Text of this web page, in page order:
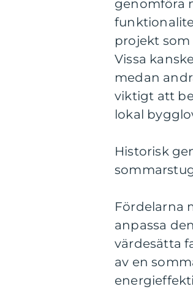
genomföra
projekt
Vissa
medan
viktigt att
lokal
Historisk
Fördelarna
anpassa
värdesätta
av en